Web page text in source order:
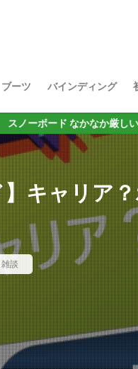
ブーツ バインディング
なかなか厳しい世の中だけ
キャリア
雑談